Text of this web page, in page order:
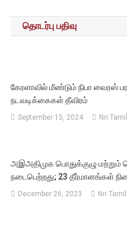
navigation
தொடர்பு பதிவு
கேரளாவில் மீண்டும் நிபா வைரஸ்
நடவடிக்கைகள் தீவிரம்
September 15, 2024 Nri Tamil
அஇஅதிமுக பொதுக்குழு மற்றும்
நடைபெற்றது; 23 தீர்மானங்கள்
December 26, 2023 Nri Tamil